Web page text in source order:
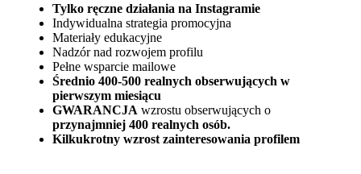
Tylko ręczne działania na Instagramie
Indywidualna strategia promocyjna
Materiały edukacyjne
Nadzór nad rozwojem profilu
Pełne wsparcie mailowe
Średnio 400-500 realnych obserwujących w
pierwszym miesiącu
GWARANCJA wzrostu obserwujących o
przynajmniej 400 realnych osób.
Kilkukrotny wzrost zainteresowania profilem